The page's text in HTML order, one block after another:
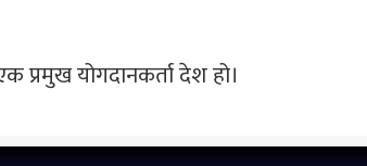
प्रमुख योगदानकर्ता देश हो।